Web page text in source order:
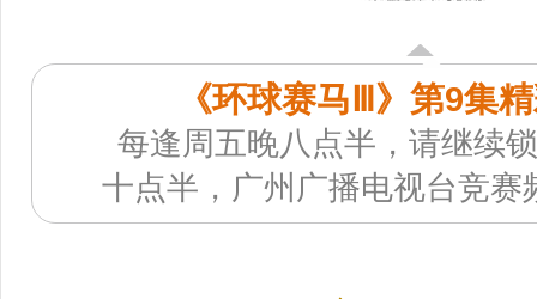
《环球赛马Ⅲ》第9集
每逢周五晚八点半，请继续
十点半，广州广播电视台竞赛